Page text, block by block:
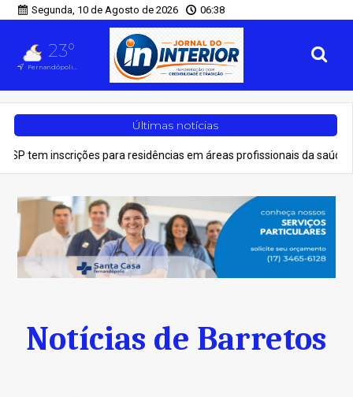
Segunda, 10 de Agosto de 2026 06:38
23°
Fernandópolis, SP
Últimas notícias
inscrições para residências em áreas profissionais da saúde
Notícias de Barretos